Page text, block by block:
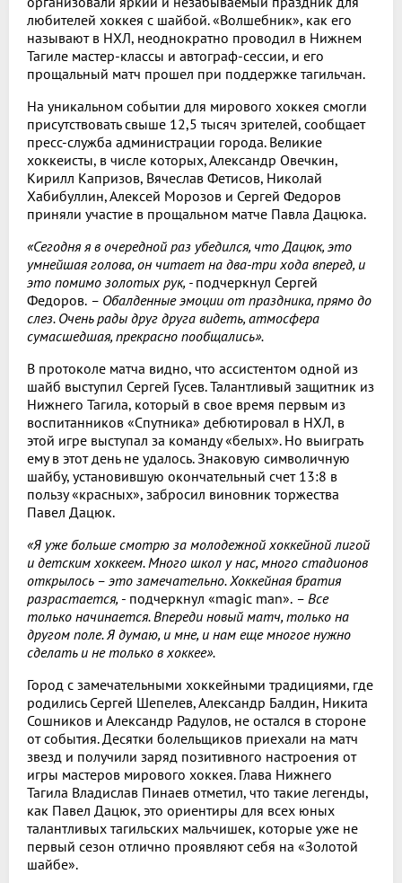
любителей хоккея с шайбой. «Волшебник», как его
называют в НХЛ, неоднократно проводил в Нижнем
Тагиле мастер-классы и автограф-сессии, и его
прощальный матч прошел при поддержке тагильчан.
На уникальном событии для мирового хоккея смогли
присутствовать свыше 12,5 тысяч зрителей, сообщает
пресс-служба администрации города. Великие
хоккеисты, в числе которых, Александр Овечкин,
Кирилл Капризов, Вячеслав Фетисов, Николай
Хабибуллин, Алексей Морозов и Сергей Федоров
приняли участие в прощальном матче Павла Дацюка.
«Сегодня я в очередной раз убедился, что Дацюк, это
умнейшая голова, он читает на два-три хода вперед, и
это помимо золотых рук, - подчеркнул Сергей
Федоров. – Обалденные эмоции от праздника, прямо до
слез. Очень рады друг друга видеть, атмосфера
сумасшедшая, прекрасно пообщались».
В протоколе матча видно, что ассистентом одной из
шайб выступил Сергей Гусев. Талантливый защитник из
Нижнего Тагила, который в свое время первым из
воспитанников «Спутника» дебютировал в НХЛ, в
этой игре выступал за команду «белых». Но выиграть
ему в этот день не удалось. Знаковую символичную
шайбу, установившую окончательный счет 13:8 в
пользу «красных», забросил виновник торжества
Павел Дацюк.
«Я уже больше смотрю за молодежной хоккейной лигой
и детским хоккеем. Много школ у нас, много стадионов
открылось – это замечательно. Хоккейная братия
разрастается, - подчеркнул «magic man». – Все
только начинается. Впереди новый матч, только на
другом поле. Я думаю, и мне, и нам еще многое нужно
сделать и не только в хоккее».
Город с замечательными хоккейными традициями, где
родились Сергей Шепелев, Александр Балдин, Никита
Сошников и Александр Радулов, не остался в стороне
от события. Десятки болельщиков приехали на матч
звезд и получили заряд позитивного настроения от
игры мастеров мирового хоккея. Глава Нижнего
Тагила Владислав Пинаев отметил, что такие легенды,
как Павел Дацюк, это ориентиры для всех юных
талантливых тагильских мальчишек, которые уже не
первый сезон отлично проявляют себя на «Золотой
шайбе».